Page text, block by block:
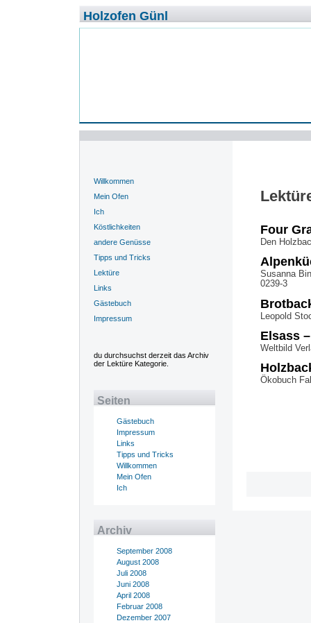
Holzofen Günl
Willkommen
Mein Ofen
Ich
Köstlichkeiten
andere Genüsse
Tipps und Tricks
Lektüre
Links
Gästebuch
Impressum
du durchsuchst derzeit das Archiv
der Lektüre Kategorie.
Seiten
Gästebuch
Impressum
Links
Tipps und Tricks
Willkommen
Mein Ofen
Ich
Archiv
September 2008
August 2008
Juli 2008
Juni 2008
April 2008
Februar 2008
Dezember 2007
Four
Den
Susanna
0239-3
Leopold
Elsass
Weltbild
Ökobuch